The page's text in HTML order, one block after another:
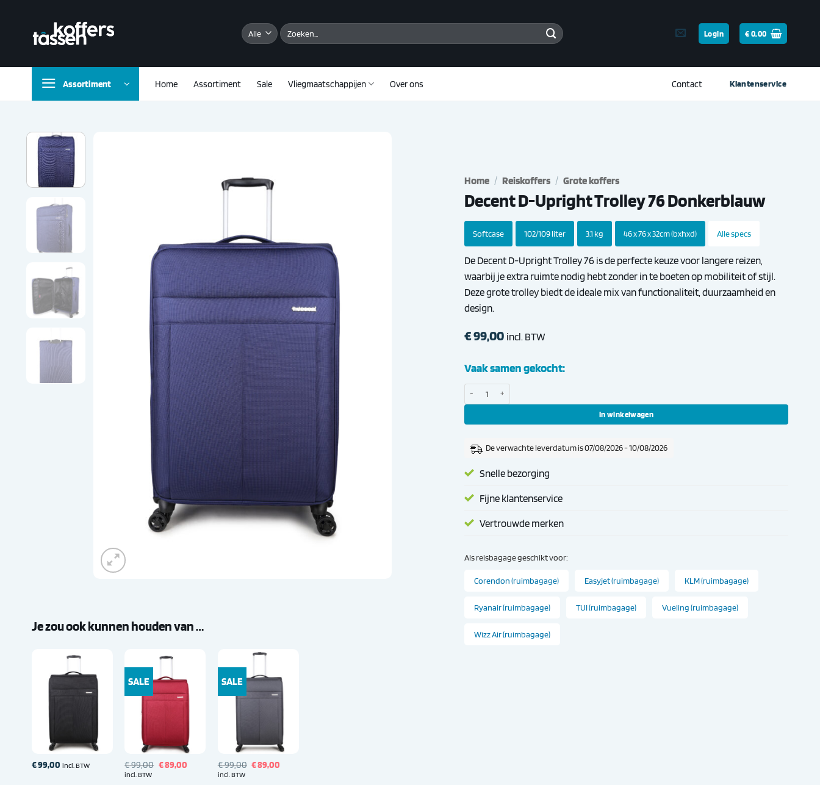
Zoeken
naar:
Login €0,00
Assortiment Home Assortiment Sale Vliegmaatschappijen Over ons Contact Klantenservice
Je zou ook kunnen houden van …
€99,00 incl. BTW
SALE
€99,00 Oorspronkelijke
€89,00Huidige
incl. BTW
SALE
€99,00 Oorspronkelijke
€89,00
incl. BTW
Home / Reiskoffers / Grote koffers
Decent D-Upright Trolley 76 Donkerblauw
Softcase 102/109 liter 3.1 kg 46 x 76 x 32cm (bxhxd) Alle specs
De Decent D-Upright Trolley 76 is de perfecte keuze voor langere reizen,
waarbij je extra ruimte nodig hebt zonder in te boeten op mobiliteit of stijl.
Deze grote trolley biedt de ideale mix van functionaliteit, duurzaamheid en
design.
€99,00 incl. BTW
Vaak samen gekocht:
In winkelwagen
De verwachte leverdatum is 07/08/2026 - 10/08/2026
Snelle bezorging
Fijne klantenservice
Vertrouwde merken
Als reisbagage geschikt voor:
Corendon (ruimbagage) Easyjet (ruimbagage) KLM (ruimbagage)
Ryanair (ruimbagage) TUI (ruimbagage) Vueling (ruimbagage)
Wizz Air (ruimbagage)